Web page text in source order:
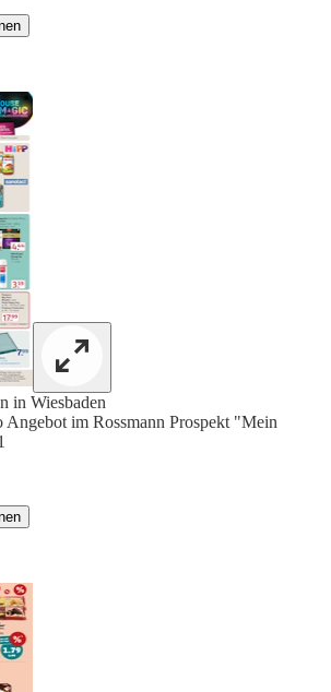
in Wiesbaden
Angebot im Rossmann Prospekt "Mein